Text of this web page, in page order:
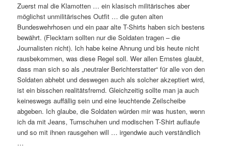
Zuerst mal die Klamotten … ein klasisch militärisches aber
möglichst unmilitärisches Outfit … die guten alten
Bundeswehrhosen und ein paar alte T-Shirts haben sich bestens
bewährt. (Flecktarn sollten nur die Soldaten tragen – die
Journalisten nicht). Ich habe keine Ahnung und bis heute nicht
rausbekommen, was diese Regel soll. Wer allen Ernstes glaubt,
dass man sich so als „neutraler Berichterstatter“ für alle von den
Soldaten abhebt und deswegen auch als solcher akzeptiert wird,
ist ein bisschen realitätsfremd. Gleichzeitig sollte man ja auch
keineswegs auffällig sein und eine leuchtende Zeilscheibe
abgeben. Ich glaube, die Soldaten würden mir was husten, wenn
ich da mit Jeans, Turnschuhen und modischen T-Shirt auflaufe
und so mit ihnen rausgehen will … irgendwie auch verständlich
…